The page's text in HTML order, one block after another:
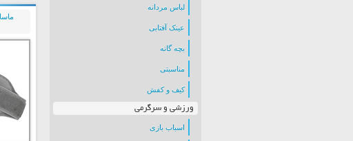
لباس مردانه
عینک آفتابی
بچه گانه
مناسبتی
کیف و کفش
ورزشی و سرگرمی
اسباب بازی